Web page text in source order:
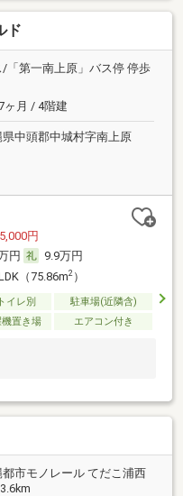
ド
/「第一南上原」バス停 停歩
ヶ月 / 4階建
県中頭郡中城村字南上原
円
円
9.9万円
（75.86m2）
イレ別
駐車場(近隣含)
置き場 エアコン付き
都市モノレール てだこ浦西